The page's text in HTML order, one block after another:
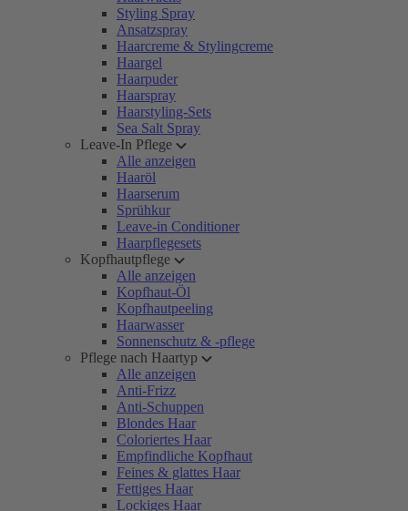
Styling Spray
Ansatzspray
Haarcreme & Stylingcreme
Haargel
Haarpuder
Haarspray
Haarstyling-Sets
Sea Salt Spray
Leave-In Pflege
Alle anzeigen
Haaröl
Haarserum
Sprühkur
Leave-in Conditioner
Haarpflegesets
Kopfhautpflege
Alle anzeigen
Kopfhaut-Öl
Kopfhautpeeling
Haarwasser
Sonnenschutz & -pflege
Pflege nach Haartyp
Alle anzeigen
Anti-Frizz
Anti-Schuppen
Blondes Haar
Coloriertes Haar
Empfindliche Kopfhaut
Feines & glattes Haar
Fettiges Haar
Lockiges Haar